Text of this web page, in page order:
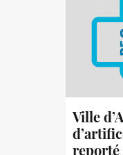
Ville
reporté